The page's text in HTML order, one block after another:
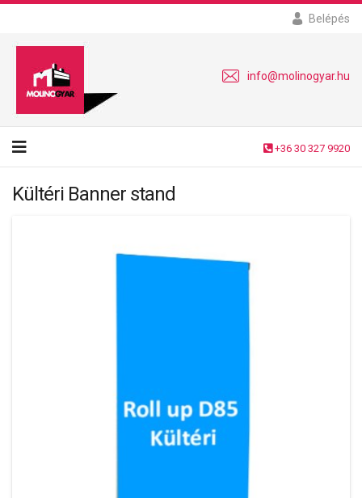
Belépés
info@molinogyar.hu
+36 30 327 9920
Kültéri Banner stand